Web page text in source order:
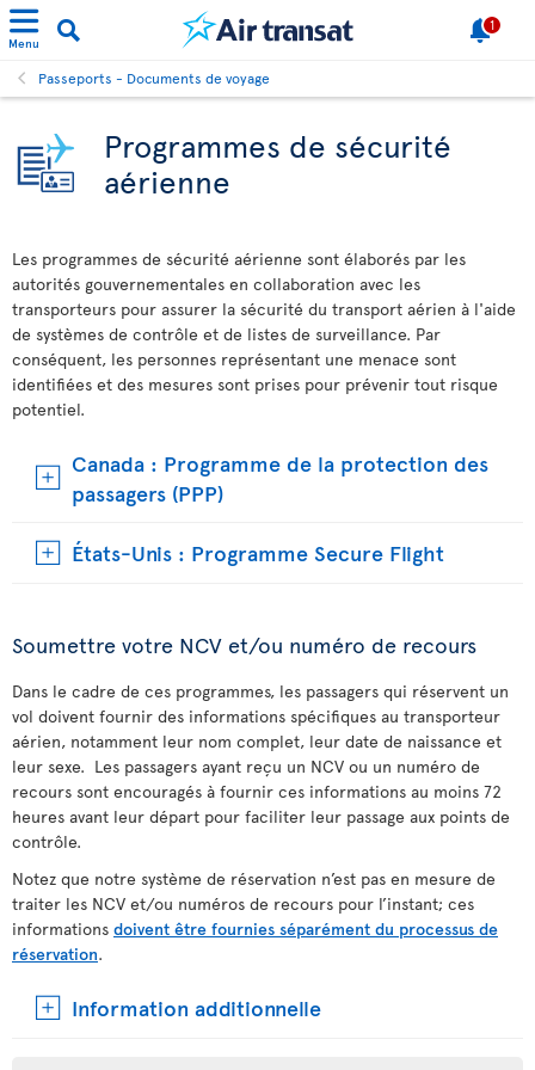
Menu
1
Passeports - Documents de voyage
Programmes de sécurité
aérienne
Les programmes de sécurité aérienne sont élaborés par les
autorités gouvernementales en collaboration avec les
transporteurs pour assurer la sécurité du transport aérien à l'aide
de systèmes de contrôle et de listes de surveillance. Par
conséquent, les personnes représentant une menace sont
identifiées et des mesures sont prises pour prévenir tout risque
potentiel.
Canada : Programme de la protection des
passagers (PPP)
États-Unis : Programme Secure Flight
Soumettre votre NCV et/ou numéro de recours
Dans le cadre de ces programmes, les passagers qui réservent un
vol doivent fournir des informations spécifiques au transporteur
aérien, notamment leur nom complet, leur date de naissance et
leur sexe. Les passagers ayant reçu un NCV ou un numéro de
recours sont encouragés à fournir ces informations au moins 72
heures avant leur départ pour faciliter leur passage aux points de
contrôle.
Notez que notre système de réservation n’est pas en mesure de
traiter les NCV et/ou numéros de recours pour l’instant; ces
informations doivent être fournies séparément du processus de
réservation.
Information additionnelle